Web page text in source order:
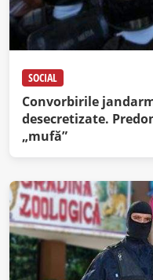
SOCIAL
Convorbirile
desecretizate.
„mufă”